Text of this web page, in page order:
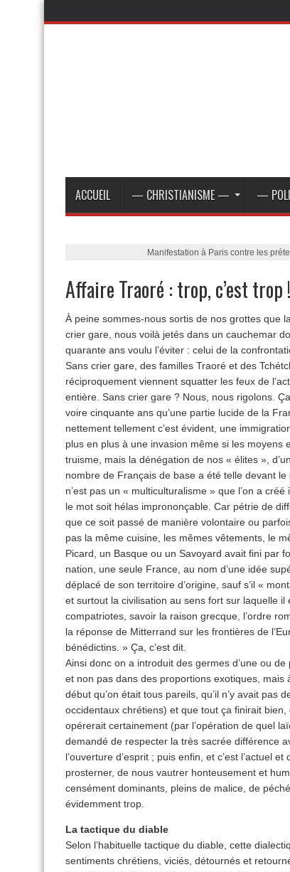
ACCUEIL — CHRISTIANISME — —
Manifestation à Paris contre les
Affaire Traoré : trop, c’est trop !
À peine sommes-nous sortis de nos grottes que
crier gare, nous voilà jetés dans un cauchemar
quarante ans voulu l’éviter : celui de la
Sans crier gare, des familles Traoré et des
réciproquement viennent squatter les feux de
entière. Sans crier gare ? Nous, nous rigolons.
voire cinquante ans qu’une partie lucide de la
nettement tellement c’est évident, une
plus en plus à une invasion même si les moyens
truisme, mais la dénégation de nos « élites »,
nombre de Français de base a été telle devant
n’est pas un « multiculturalisme » que l’on a
le mot soit hélas imprononçable. Car pétrie de
que ce soit passé de manière volontaire ou
pas la même cuisine, les mêmes vêtements, le
Picard, un Basque ou un Savoyard avait fini par
nation, une seule France, au nom d’une idée
déplacé de son territoire d’origine, sauf s’il «
et surtout la civilisation au sens fort sur laquelle
compatriotes, savoir la raison grecque, l’ordre
la réponse de Mitterrand sur les frontières de
bénédictins. » Ça, c’est dit.
Ainsi donc on a introduit des germes d’une ou
et non pas dans des proportions exotiques,
début qu’on était tous pareils, qu’il n’y avait pas
occidentaux chrétiens) et que tout ça finirait
opérerait certainement (par l’opération de quel
demandé de respecter la très sacrée différence
l’ouverture d’esprit ; puis enfin, et c’est l’actuel
prosterner, de nous vautrer honteusement et
censément dominants, pleins de malice, de
évidemment trop.
La tactique du diable
Selon l’habituelle tactique du diable, cette
sentiments chrétiens, viciés, détournés et